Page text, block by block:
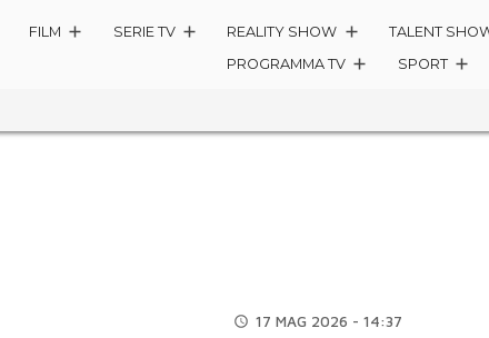
FILM SERIE TV REALITY SHOW TALENT
PROGRAMMA TV
SPORT
17 MAG 2026 - 14:37